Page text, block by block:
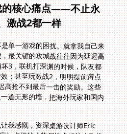
的核心痛点——不止永
激战2都一样
单一游戏的困扰。就拿我自己来
最关键的攻城战往往因为延迟高
3，联机打深渊的时候，队友都
；甚至玩激战2，明明提前蹲点
高抢不到最后一击的奖励。这些
道无形的墙，把海外玩家和国内
我感慨，资深桌游设计师Eric
桌游的人物属性卡标注人称代
宝”，还被挖出早就投身DEI，
实不管是桌游还是网游，玩家想
用被无关的争议打扰。就像玩永
为网络问题错过攻城战的胜利，
而影响心情，所以选对工具真的